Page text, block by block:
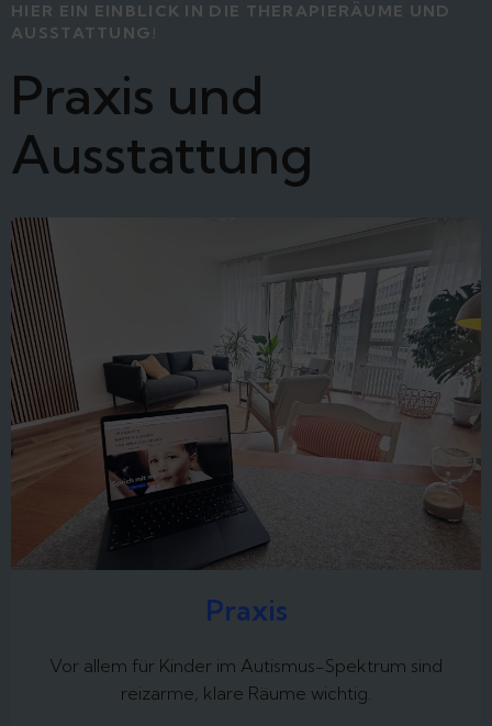
HIER EIN EINBLICK IN DIE THERAPIERÄUME UND
AUSSTATTUNG!
Praxis und
Ausstattung
Praxis
Vor allem für Kinder im Autismus-Spektrum sind
reizarme, klare Räume wichtig.